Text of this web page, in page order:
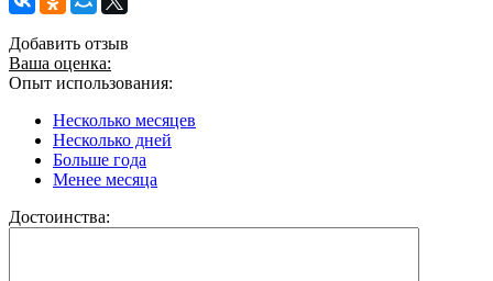
Добавить отзыв
Ваша оценка:
Опыт использования:
Несколько месяцев
Несколько дней
Больше года
Менее месяца
Достоинства: